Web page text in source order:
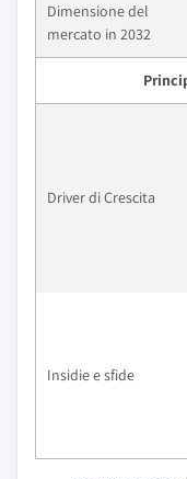
Dimensione del
mercato in 2032
Driver di Crescita
Insidie e sfide